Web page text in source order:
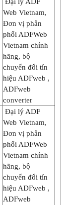
Web Vietnam,
Đơn vị phân
phối ADFWeb
Vietnam chính
hãng, bộ
chuyển đổi tín
hiệu ADFweb ,
ADFweb
converter
Đại lý ADF
Web Vietnam,
Đơn vị phân
phối ADFWeb
Vietnam chính
hãng, bộ
chuyển đổi tín
hiệu ADFweb ,
ADFweb